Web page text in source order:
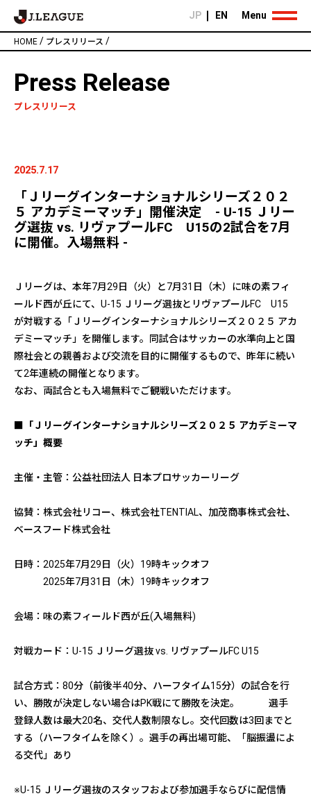
JP EN
HOME / プレスリリース /
Menu
Press Release
プレスリリース
2025.7.17
「Ｊリーグインターナショナルシリーズ２０２
５ アカデミーマッチ」開催決定 - U-15 Ｊリー
グ選抜 vs. リヴァプールFC U15の2試合を7月
に開催。入場無料 -
Ｊリーグは、本年7月29日（火）と7月31日（木）に味の素フィ
ールド西が丘にて、U-15 Ｊリーグ選抜とリヴァプールFC U15
が対戦する「Ｊリーグインターナショナルシリーズ２０２５ アカ
デミーマッチ」を開催します。同試合はサッカーの水準向上と国
際社会との親善および交流を目的に開催するもので、昨年に続い
て2年連続の開催となります。
なお、両試合とも入場無料でご観戦いただけます。
■「Ｊリーグインターナショナルシリーズ２０２５ アカデミーマ
ッチ」概要
主催・主管：公益社団法人 日本プロサッカーリーグ
協賛：株式会社リコー、株式会社TENTIAL、加茂商事株式会社、
ベースフード株式会社
日時：2025年7月29日（火）19時キックオフ
2025年7月31日（木）19時キックオフ
会場：味の素フィールド西が丘(入場無料)
対戦カード：U-15 Ｊリーグ選抜 vs. リヴァプールFC U15
試合方式：80分（前後半40分、ハーフタイム15分）の試合を行
い、勝敗が決定しない場合はPK戦にて勝敗を決定。 選手
登録人数は最大20名、交代人数制限なし。交代回数は3回までと
する（ハーフタイムを除く）。選手の再出場可能、「脳振盪によ
る交代」あり
※U-15 Ｊリーグ選抜のスタッフおよび参加選手ならびに配信情